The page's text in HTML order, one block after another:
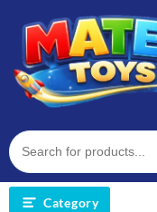
content
Category